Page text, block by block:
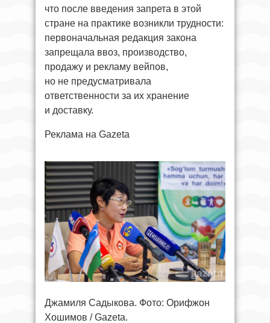
что после введения запрета в этой
стране на практике возникли трудности:
первоначальная редакция закона
запрещала ввоз, производство,
продажу и рекламу вейпов,
но не предусматривала
ответственности за их хранение
и доставку.
Реклама на Gazeta
Джамиля Садыкова. Фото: Орифжон
Хошимов / Gazeta.